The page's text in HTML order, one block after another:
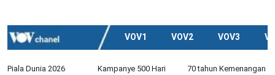
VOV1 VOV2 VOV3
Piala Dunia 2026
Kampanye 500 Hari
70 tahun Kemenangan